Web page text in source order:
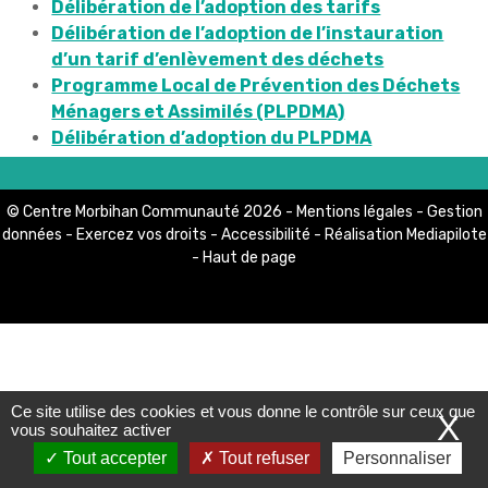
LIENS PRATIQUES
Marchés publics
Offres d'emploi
Délibération de l’adoption des tarifs
Délibération de l’adoption de l’instauration
d’un tarif d’enlèvement des déchets
Programme Local de Prévention des Déchets
Ménagers et Assimilés (PLPDMA)
Délibération d’adoption du PLPDMA
© Centre Morbihan Communauté 2026 - Mentions légales - Gestion
données - Exercez vos droits - Accessibilité - Réalisation Mediapilote
- Haut de page
X
Ce site utilise des cookies et vous donne le contrôle sur ceux que
vous souhaitez activer
Tout accepter
Tout refuser Personnaliser